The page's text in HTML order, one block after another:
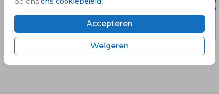
Accepteren
Weigeren